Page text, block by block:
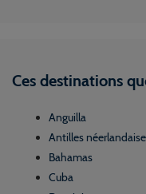
Ces destinations
Anguilla
Antilles
Bahamas
Cuba